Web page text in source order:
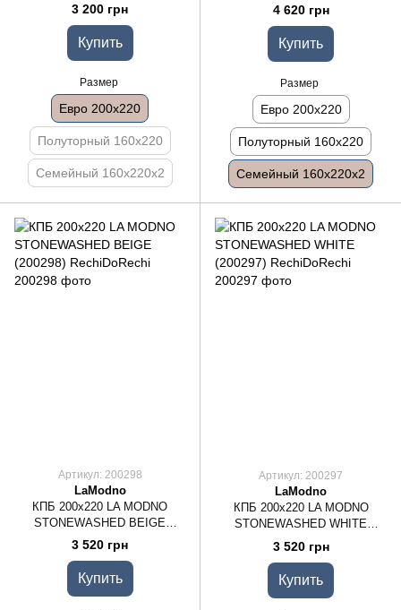
3 200 грн
Купить
Размер
Евро 200x220
Полуторный 160x220
Семейный 160x220x2
(200301)
4 620 грн
Купить
Размер
Евро 200x220
Полуторный 160x220
Семейный 160x220x2
Артикул: 200298
LaModno
КПБ 200х220 LA MODNO
STONEWASHED BEIGE
(200298)
3 520 грн
Купить
Артикул: 200297
LaModno
КПБ 200х220 LA MODNO
STONEWASHED WHITE
(200297)
3 520 грн
Купить